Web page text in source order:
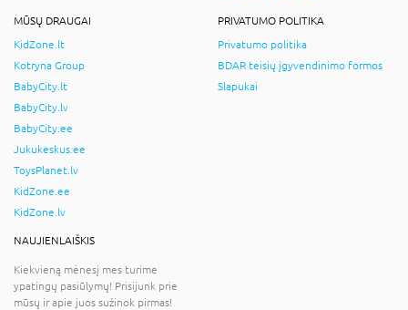
MŪSŲ DRAUGAI
KidZone.lt
Kotryna Group
BabyCity.lt
BabyCity.lv
BabyCity.ee
Jukukeskus.ee
ToysPlanet.lv
KidZone.ee
KidZone.lv
PRIVATUMO POLITIKA
Privatumo politika
BDAR teisių įgyvendinimo formos
Slapukai
NAUJIENLAIŠKIS
Kiekvieną mėnesį mes turime
ypatingų pasiūlymų! Prisijunk prie
mūsų ir apie juos sužinok pirmas!